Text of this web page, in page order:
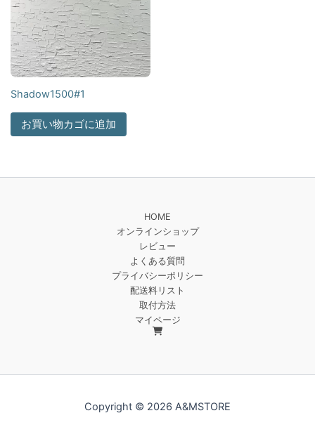
Shadow1500#1
お買い物カゴに追加
HOME
オンラインショップ
レビュー
よくある質問
プライバシーポリシー
配送料リスト
取付方法
マイページ
Copyright © 2026 A&MSTORE